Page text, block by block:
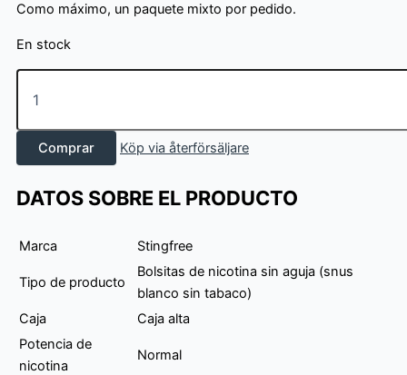
Como máximo, un paquete mixto por pedido.
En stock
Stingfree
Mix
pack
Cola/Mint
Comprar Köp via återförsäljare
DATOS SOBRE EL PRODUCTO
Marca Stingfree
Tipo de producto
Bolsitas de nicotina sin aguja (snus
blanco sin tabaco)
Caja
Caja alta
Potencia de
nicotina
Normal